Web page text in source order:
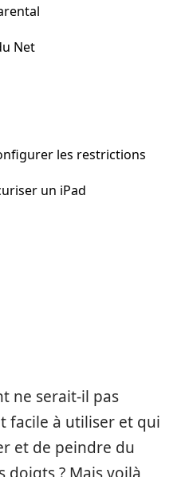
Net
les restrictions
un iPad
ne serait-il pas
facile à utiliser et qui
et de peindre du